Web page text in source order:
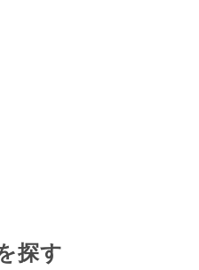
探す